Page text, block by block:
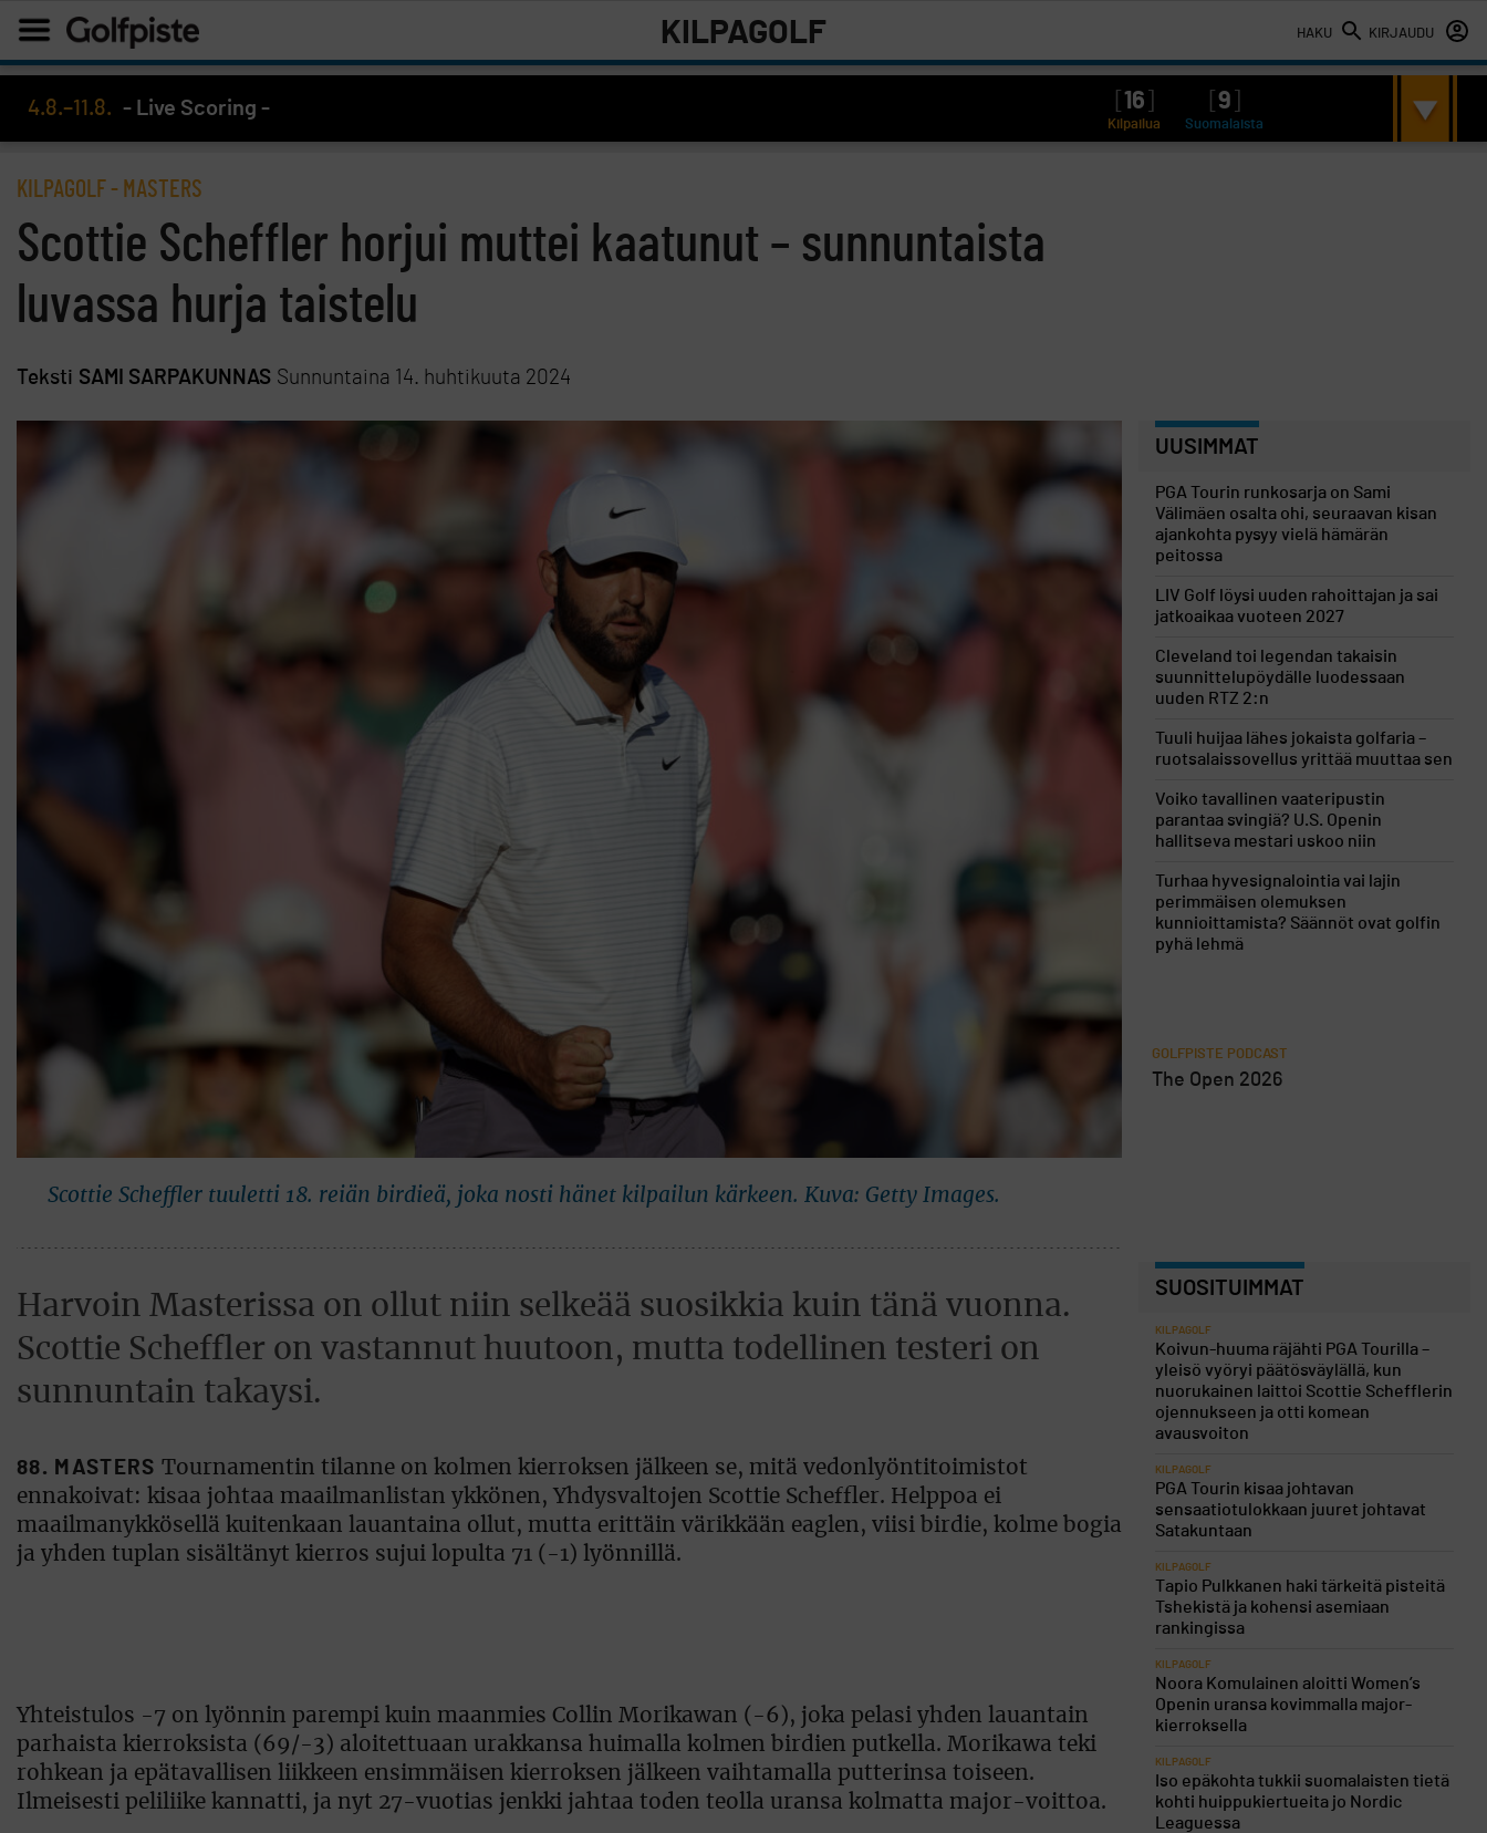
HAKU KIRJAUDU
KILPAGOLF
4.8.–11.8. - Live Scoring - 16 9
Kilpailua Suomalaista
KILPAGOLF - MASTERS
Scottie Scheffler horjui muttei kaatunut – sunnuntaista
luvassa hurja taistelu
Teksti SAMI SARPAKUNNAS Sunnuntaina 14. huhtikuuta 2024
Scottie Scheffler tuuletti 18. reiän birdieä, joka nosti hänet kilpailun kärkeen. Kuva: Getty Images.
Harvoin Masterissa on ollut niin selkeää suosikkia kuin tänä vuonna.
Scottie Scheffler on vastannut huutoon, mutta todellinen testeri on
sunnuntain takaysi.
88. MASTERS Tournamentin tilanne on kolmen kierroksen jälkeen se, mitä vedonlyöntitoimistot
ennakoivat: kisaa johtaa maailmanlistan ykkönen, Yhdysvaltojen Scottie Scheffler. Helppoa ei
maailmanykkösellä kuitenkaan lauantaina ollut, mutta erittäin värikkään eaglen, viisi birdie, kolme bogia
ja yhden tuplan sisältänyt kierros sujui lopulta 71 (-1) lyönnillä.
Yhteistulos -7 on lyönnin parempi kuin maanmies Collin Morikawan (-6), joka pelasi yhden lauantain
parhaista kierroksista (69/-3) aloitettuaan urakkansa huimalla kolmen birdien putkella. Morikawa teki
rohkean ja epätavallisen liikkeen ensimmäisen kierroksen jälkeen vaihtamalla putterinsa toiseen.
Ilmeisesti peliliike kannatti, ja nyt 27-vuotias jenkki jahtaa toden teolla uransa kolmatta major-voittoa.
UUSIMMAT
PGA Tourin runkosarja on Sami
Välimäen osalta ohi, seuraavan kisan
ajankohta pysyy vielä hämärän
peitossa
LIV Golf löysi uuden rahoittajan ja sai
jatkoaikaa vuoteen 2027
Cleveland toi legendan takaisin
suunnittelupöydälle luodessaan
uuden RTZ 2:n
Tuuli huijaa lähes jokaista golfaria –
ruotsalaissovellus yrittää muuttaa sen
Voiko tavallinen vaateripustin
parantaa svingiä? U.S. Openin
hallitseva mestari uskoo niin
Turhaa hyvesignalointia vai lajin
perimmäisen olemuksen
kunnioittamista? Säännöt ovat golfin
pyhä lehmä
GOLFPISTE PODCAST
The Open 2026
SUOSITUIMMAT
KILPAGOLF
Koivun-huuma räjähti PGA Tourilla –
yleisö vyöryi päätösväylällä, kun
nuorukainen laittoi Scottie Schefflerin
ojennukseen ja otti komean
avausvoiton
KILPAGOLF
PGA Tourin kisaa johtavan
sensaatiotulokkaan juuret johtavat
Satakuntaan
KILPAGOLF
Tapio Pulkkanen haki tärkeitä pisteitä
Tshekistä ja kohensi asemiaan
rankingissa
KILPAGOLF
Noora Komulainen aloitti Women’s
Openin uransa kovimmalla major-
kierroksella
KILPAGOLF
Iso epäkohta tukkii suomalaisten tietä
kohti huippukiertueita jo Nordic
Leaguessa